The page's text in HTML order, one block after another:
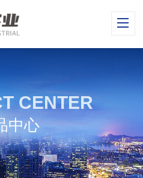
CENTER
中心